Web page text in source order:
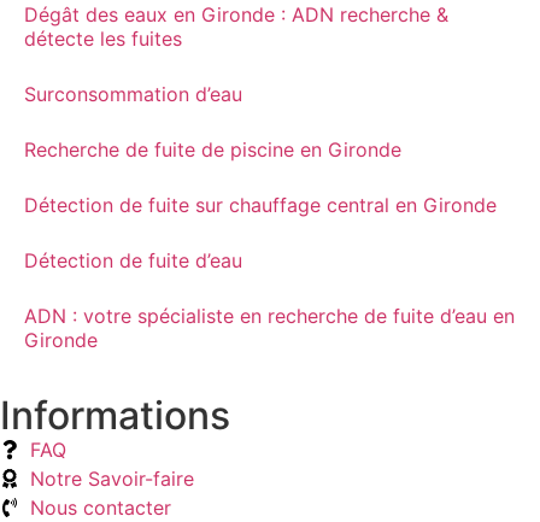
Dégât des eaux en Gironde : ADN recherche &
détecte les fuites
Surconsommation d’eau
Recherche de fuite de piscine en Gironde
Détection de fuite sur chauffage central en Gironde
Détection de fuite d’eau
ADN : votre spécialiste en recherche de fuite d’eau en
Gironde
Informations
FAQ
Notre Savoir-faire
Nous contacter